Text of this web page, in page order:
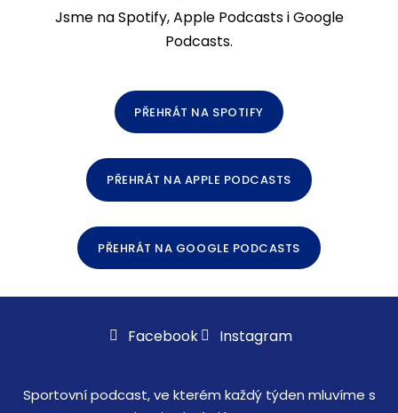
Jsme na Spotify, Apple Podcasts i Google
Podcasts.
PŘEHRÁT NA SPOTIFY
PŘEHRÁT NA APPLE PODCASTS
PŘEHRÁT NA GOOGLE PODCASTS
Facebook Instagram
Sportovní podcast, ve kterém každý týden mluvíme s